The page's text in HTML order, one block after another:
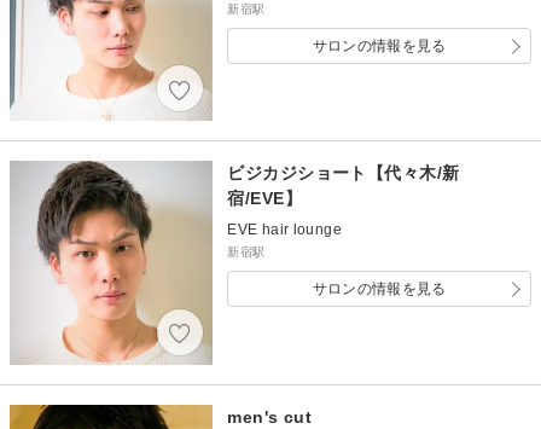
新宿駅
サロンの情報を見る
ビジカジショート【代々木/新
宿/EVE】
EVE hair lounge
新宿駅
サロンの情報を見る
men's cut